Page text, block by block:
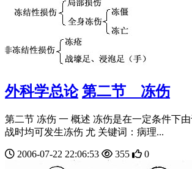
外科学总论 第二节 冻伤
第二节 冻伤 一 概述 冻伤是在一定条件下
战时均可发生冻伤 尤 关键词：病理...
2006-07-22 22:06:53 355 0